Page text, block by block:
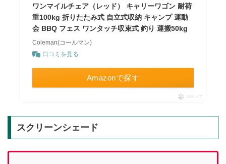
ワンマイルチェア（レッド） キャリーワゴン 耐荷
重100kg 折りたたみ式 自立式収納 キャンプ 運動
会 BBQ フェス ワンタッチ収束式 釣り 運搬50kg
Coleman(コールマン)
口コミを見る
Amazonで探す
ポチップ
スクリーンシェード